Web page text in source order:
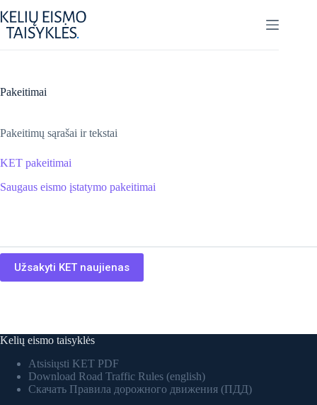
to
content
Pakeitimai
Pakeitimų sąrašai ir tekstai
KET pakeitimai
Saugaus eismo įstatymo pakeitimai
Užsakyti KET naujienas
Kelių eismo taisyklės
Atsisiųsti KET PDF
Download Road Traffic Rules (english)
Скачать Правила дорожного движения (ПДД)